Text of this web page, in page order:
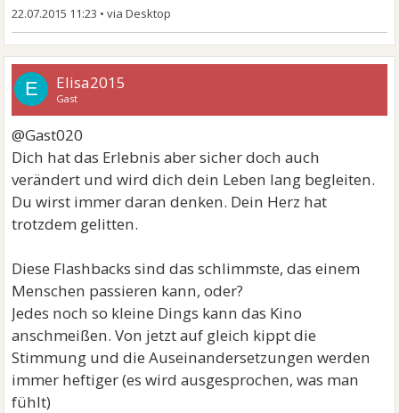
22.07.2015 11:23 •
E Elisa2015
Gast
@Gast020
Dich hat das Erlebnis aber sicher doch auch
verändert und wird dich dein Leben lang begleiten.
Du wirst immer daran denken. Dein Herz hat
trotzdem gelitten.
Diese Flashbacks sind das schlimmste, das einem
Menschen passieren kann, oder?
Jedes noch so kleine Dings kann das Kino
anschmeißen. Von jetzt auf gleich kippt die
Stimmung und die Auseinandersetzungen werden
immer heftiger (es wird ausgesprochen, was man
fühlt)